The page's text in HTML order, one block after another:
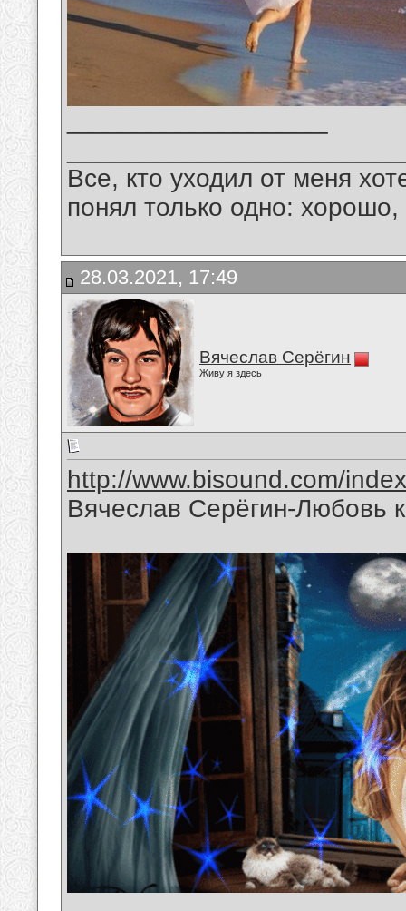
Все, кто уходил от меня
понял только одно:
28.03.2021, 17:49
Вячеслав Серёгин
Живу я здесь
http://www.bisound.com/
Вячеслав Серёгин-Любовь